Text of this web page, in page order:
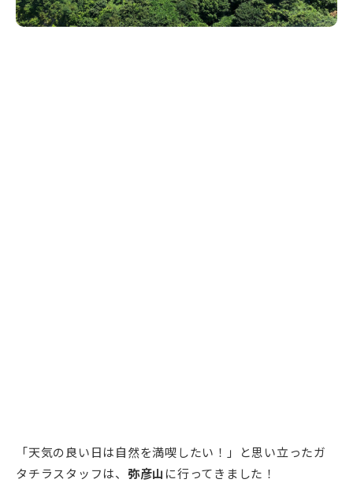
「天気の良い日は自然を満喫したい！」と思い立ったガ
タチラスタッフは、 弥彦山 に行ってきました！